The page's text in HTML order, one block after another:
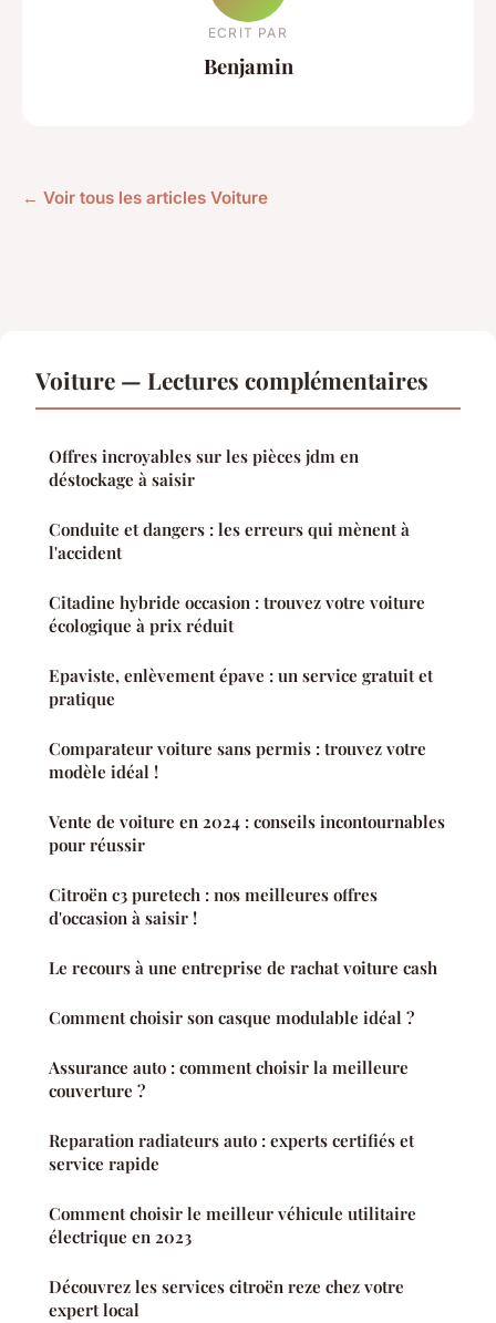
ECRIT PAR
Benjamin
← Voir tous les articles Voiture
Voiture — Lectures complémentaires
Offres incroyables sur les pièces jdm en
déstockage à saisir
Conduite et dangers : les erreurs qui mènent à
l'accident
Citadine hybride occasion : trouvez votre voiture
écologique à prix réduit
Epaviste, enlèvement épave : un service gratuit et
pratique
Comparateur voiture sans permis : trouvez votre
modèle idéal !
Vente de voiture en 2024 : conseils incontournables
pour réussir
Citroën c3 puretech : nos meilleures offres
d'occasion à saisir !
Le recours à une entreprise de rachat voiture cash
Comment choisir son casque modulable idéal ?
Assurance auto : comment choisir la meilleure
couverture ?
Reparation radiateurs auto : experts certifiés et
service rapide
Comment choisir le meilleur véhicule utilitaire
électrique en 2023
Découvrez les services citroën reze chez votre
expert local